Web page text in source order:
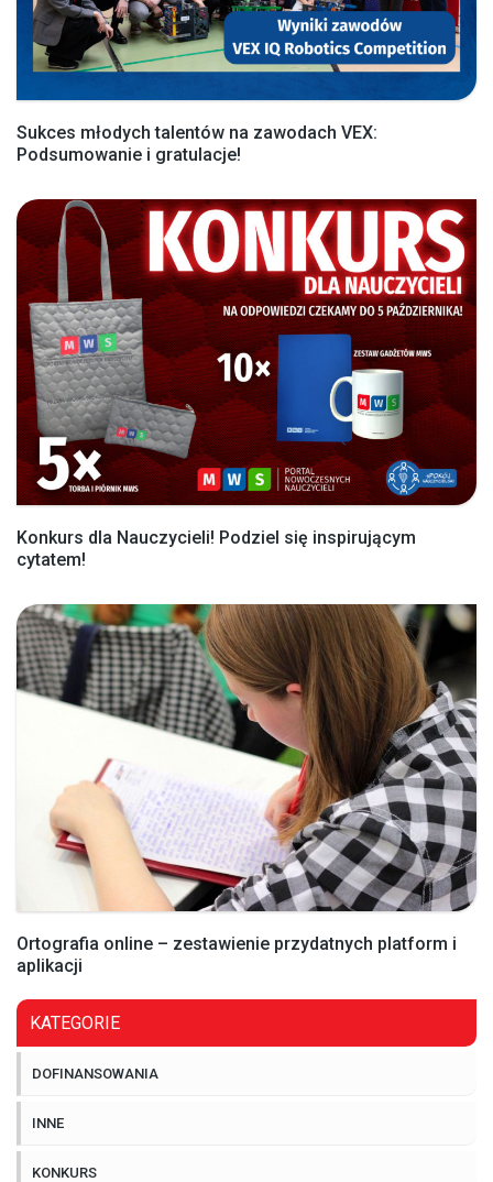
Sukces młodych talentów na zawodach VEX:
Podsumowanie i gratulacje!
Konkurs dla Nauczycieli! Podziel się inspirującym
cytatem!
Ortografia online – zestawienie przydatnych platform i
aplikacji
KATEGORIE
DOFINANSOWANIA
INNE
KONKURS